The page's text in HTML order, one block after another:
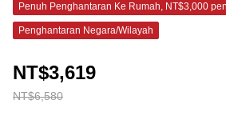
Penuh Penghantaran Ke Rumah, NT$3,000
Penghantaran Negara/Wilayah
NT$6,580
NT$3,619